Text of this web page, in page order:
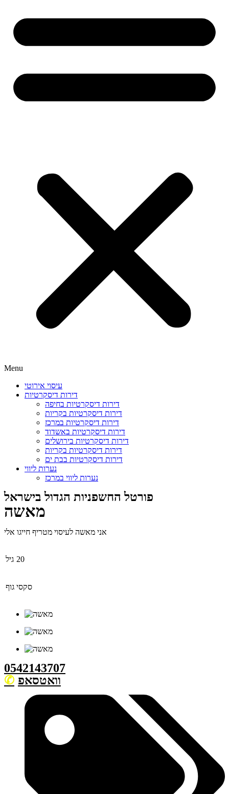
Menu
עיסוי אירוטי
דירות דיסקרטיות
דירות דיסקרטיות בחיפה
דירות דיסקרטיות בקריות
דירות דיסקרטיות במרכז
דירות דיסקרטיות באשדוד
דירות דיסקרטיות בירושלים
דירות דיסקרטיות בקריות
דירות דיסקרטיות בבת ים
נערות ליווי
נערות ליווי במרכז
פורטל החשפניות הגדול בישראל
מאשה
אני מאשה לעיסוי מטריף חייגו אלי
גיל 20
גוף סקסי
0542143707
וואטסאפ